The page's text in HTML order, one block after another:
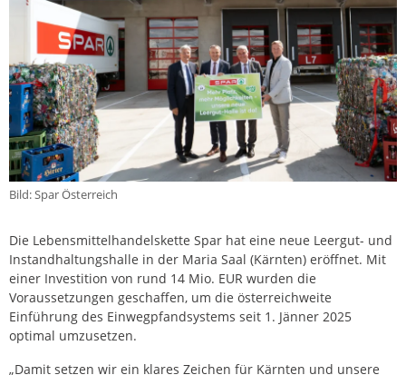
Bild: Spar Österreich
Die Lebensmittelhandelskette Spar hat eine neue Leergut- und
Instandhaltungshalle in der Maria Saal (Kärnten) eröffnet. Mit
einer Investition von rund 14 Mio. EUR wurden die
Voraussetzungen geschaffen, um die österreichweite
Einführung des Einwegpfandsystems seit 1. Jänner 2025
optimal umzusetzen.
„Damit setzen wir ein klares Zeichen für Kärnten und unsere